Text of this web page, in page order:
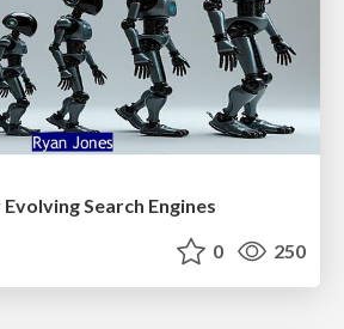
Search Engines
0 250